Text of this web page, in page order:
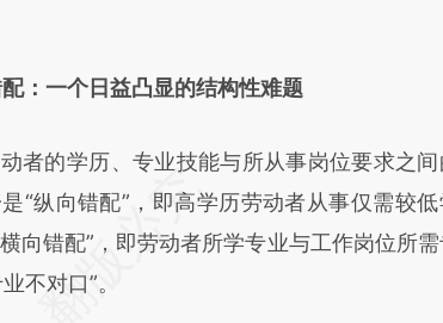
：一个日益凸显的结构性难题
的学历、专业技能与所从事岗位要求之间
“纵向错配”，即高学历劳动者从事仅需较
向错配”，即劳动者所学专业与工作岗位所
不对口”。